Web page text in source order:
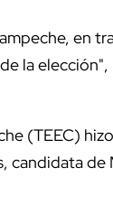
en
la
(TEEC)
candidata de